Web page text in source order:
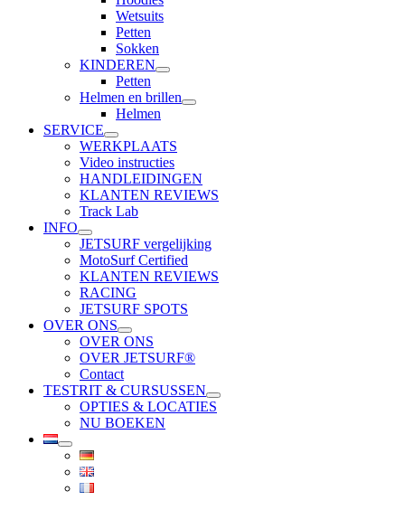
Wetsuits
Petten
Sokken
KINDEREN
Petten
Helmen en brillen
Helmen
SERVICE
WERKPLAATS
Video instructies
HANDLEIDINGEN
KLANTEN REVIEWS
Track Lab
INFO
JETSURF vergelijking
MotoSurf Certified
KLANTEN REVIEWS
RACING
JETSURF SPOTS
OVER ONS
OVER ONS
OVER JETSURF®
Contact
TESTRIT & CURSUSSEN
OPTIES & LOCATIES
NU BOEKEN